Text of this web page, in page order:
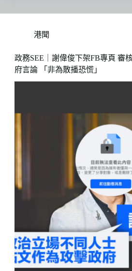
港聞
政務SEE｜謝偉俊下架FB專頁 審
府言論 「非為散播恐慌」